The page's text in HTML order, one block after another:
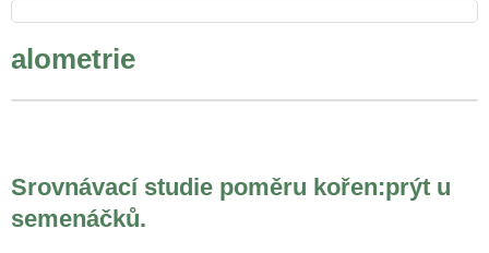
alometrie
Srovnávací studie poměru kořen:prýt u
semenáčků.